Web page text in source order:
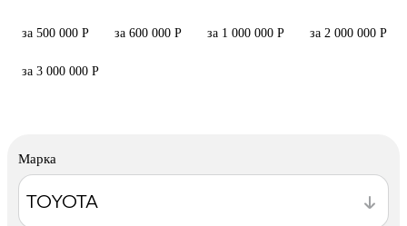
за 500 000 Р за 600 000 Р за 1 000 000 Р за 2 000 000 Р
за 3 000 000 Р
Марка